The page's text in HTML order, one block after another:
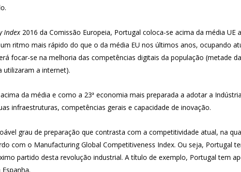
Index 2016 da Comissão Europeia, Portugal coloca-se acima da média UE
ritmo mais rápido do que o da média EU nos últimos anos, ocupando
focar-se na melhoria das competências digitais da população (metade
utilizaram a internet).
da média e como a 23ª economia mais preparada a adotar a
infraestruturas, competências gerais e capacidade de inovação.
grau de preparação que contrasta com a competitividade atual, na
com o Manufacturing Global Competitiveness Index. Ou seja, Portugal
partido desta revolução industrial. A título de exemplo, Portugal tem